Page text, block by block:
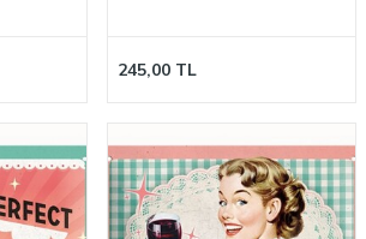
245,00 TL